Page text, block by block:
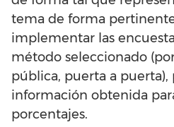
tema de forma
implementar las
método seleccionado
pública, puerta a puerta),
información obtenida
porcentajes.